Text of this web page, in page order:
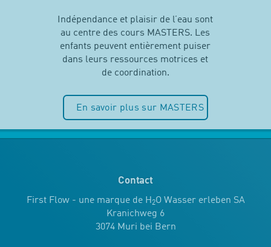
Indépendance et plaisir de l’eau sont
au centre des cours MASTERS. Les
enfants peuvent entièrement puiser
dans leurs ressources motrices et
de coordination.
En savoir plus sur MASTERS
Contact
First Flow - une marque de H2O Wasser erleben SA
Kranichweg 6
3074 Muri bei Bern